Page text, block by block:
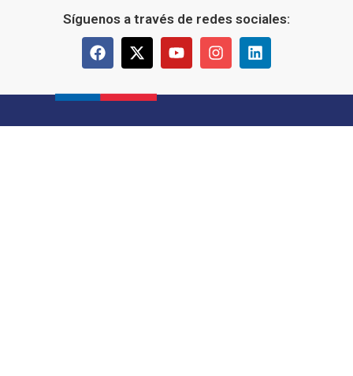
Síguenos a través de redes sociales: